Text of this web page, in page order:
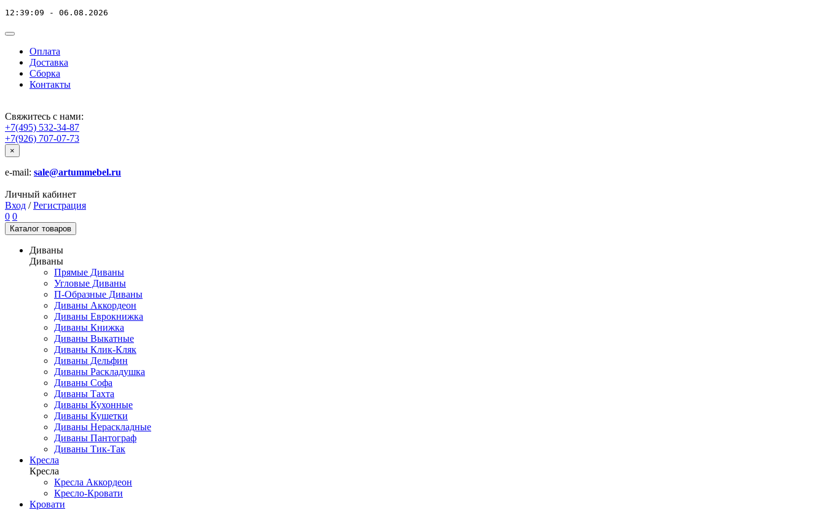
12:39:09 - 06.08.2026
Оплата
Доставка
Сборка
Контакты
Свяжитесь с нами:
+7(495) 532-34-87
+7(926) 707-07-73
×
e-mail: sale@artummebel.ru
Личный кабинет
Вход / Регистрация
0 0
Каталог товаров
Диваны
Диваны
Прямые Диваны
Угловые Диваны
П-Образные Диваны
Диваны Аккордеон
Диваны Еврокнижка
Диваны Книжка
Диваны Выкатные
Диваны Клик-Кляк
Диваны Дельфин
Диваны Раскладушка
Диваны Софа
Диваны Тахта
Диваны Кухонные
Диваны Кушетки
Диваны Нераскладные
Диваны Пантограф
Диваны Тик-Так
Кресла
Кресла
Кресла Аккордеон
Кресло-Кровати
Кровати